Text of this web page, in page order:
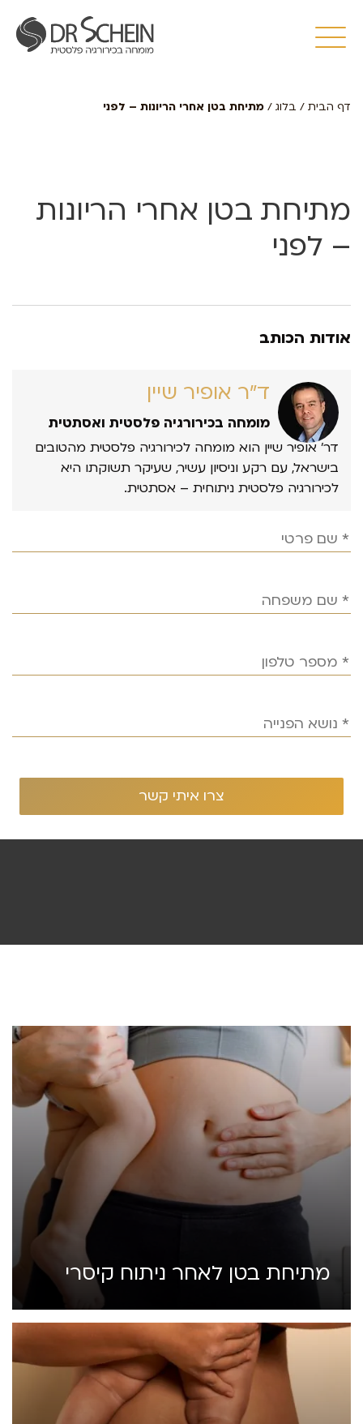
דף הבית / בלוג / מתיחת בטן אחרי הריונות – לפני
מתיחת בטן אחרי הריונות
– לפני
אודות הכותב
ד״ר אופיר שיין
מומחה בכירורגיה פלסטית ואסתטית
דר’ אופיר שיין הוא מומחה לכירורגיה פלסטית מהטובים
בישראל, עם רקע וניסיון עשיר, שעיקר תשוקתו היא
לכירורגיה פלסטית ניתוחית – אסתטית.
מתיחת בטן לאחר ניתוח קיסרי